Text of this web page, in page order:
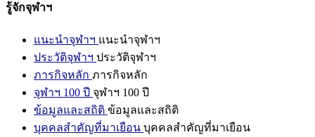
รู้จักจุฬาฯ
แนะนำจุฬาฯ แนะนำจุฬาฯ
ประวัติจุฬาฯ ประวัติจุฬาฯ
ภารกิจหลัก ภารกิจหลัก
จุฬาฯ 100 ปี จุฬาฯ 100 ปี
ข้อมูลและสถิติ ข้อมูลและสถิติ
บุคคลสำคัญที่มาเยือน บุคคลสำคัญที่มาเยือน